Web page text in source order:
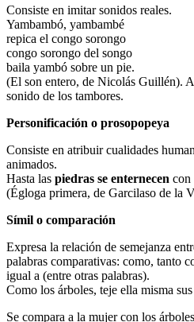
Consiste en imitar sonidos reales.
Yambambó, yambambé
repica el congo sorongo
congo sorongo del songo
baila yambó sobre un pie.
(El son entero, de Nicolás Guillén).
sonido de los tambores.
Personificación o prosopopeya
Consiste en atribuir cualidades
animados.
Hasta las piedras se enternecen con
(Égloga primera, de Garcilaso de la
Símil o comparación
Expresa la relación de semejanza
palabras comparativas: como, tanto
igual a (entre otras palabras).
Como los árboles, teje ella misma
Se compara a la mujer con los